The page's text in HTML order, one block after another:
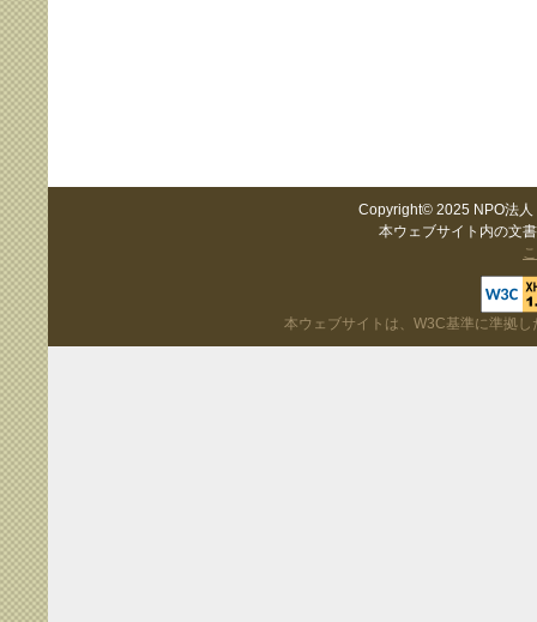
Copyright© 2025 NPO法人
本ウェブサイト内の文
本ウェブサイトは、W3C基準に準拠